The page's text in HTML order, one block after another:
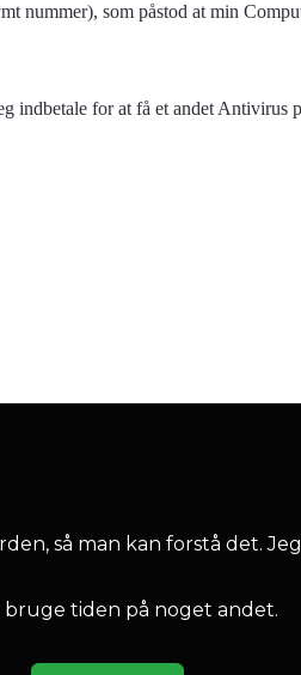
nummer), som påstod at min
indbetale for at få et andet Antivirus
så man kan forstå det.
bruge tiden på noget andet.